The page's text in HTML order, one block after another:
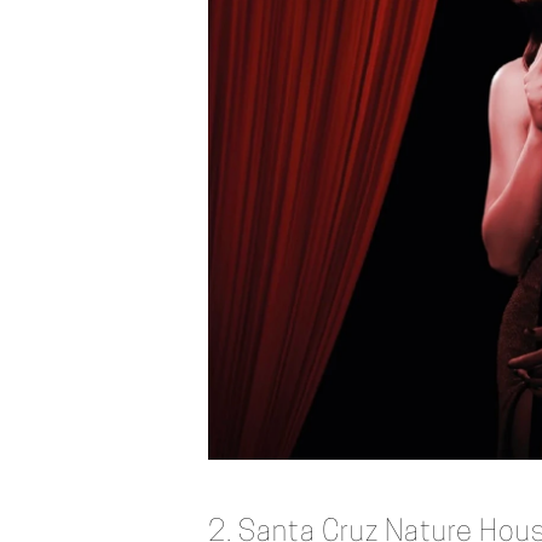
2. Santa Cruz Nature